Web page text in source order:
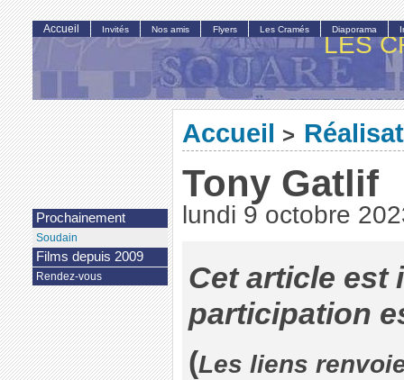
LES
Accueil >
Tony Gatlif
lundi 9 octobre
Cet article est
participation
(Les liens
Accueil Invités Nos amis Flyers Les Cramés Diaporama
Prochainement
Soudain
Films depuis 2009
Rendez-vous